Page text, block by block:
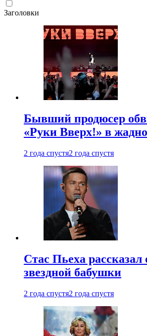
Заголовки
Бывший продюсер
«Руки Вверх!» в
2 года спустя2 года спустя
Стас Пьеха рассказал
звездной бабушки
2 года спустя2 года спустя